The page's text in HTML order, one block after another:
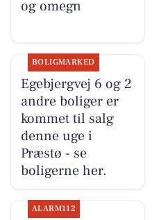
og omegn
BOLIGMARKED
Egebjergvej 6 og 2
andre boliger er
kommet til salg
denne uge i
Præstø - se
boligerne her.
ALARM112